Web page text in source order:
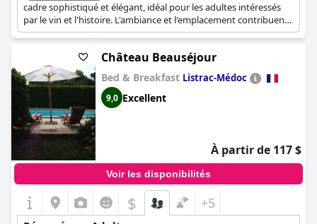
cadre sophistiqué et élégant, idéal pour les adultes intéressés
par le vin et l'histoire. L'ambiance et l'emplacement contribuent
à une expérience raffinée.
Château Beauséjour
Bed & Breakfast Listrac-Médoc
9,0 Excellent
À partir de 117 $
Voir les disponibilités
$ +5